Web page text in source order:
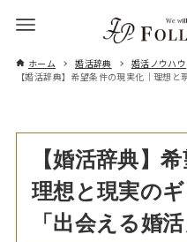
ホーム 婚活辞典
婚活ノウハウ
【婚活辞典】
理想と現実の
「出会える婚